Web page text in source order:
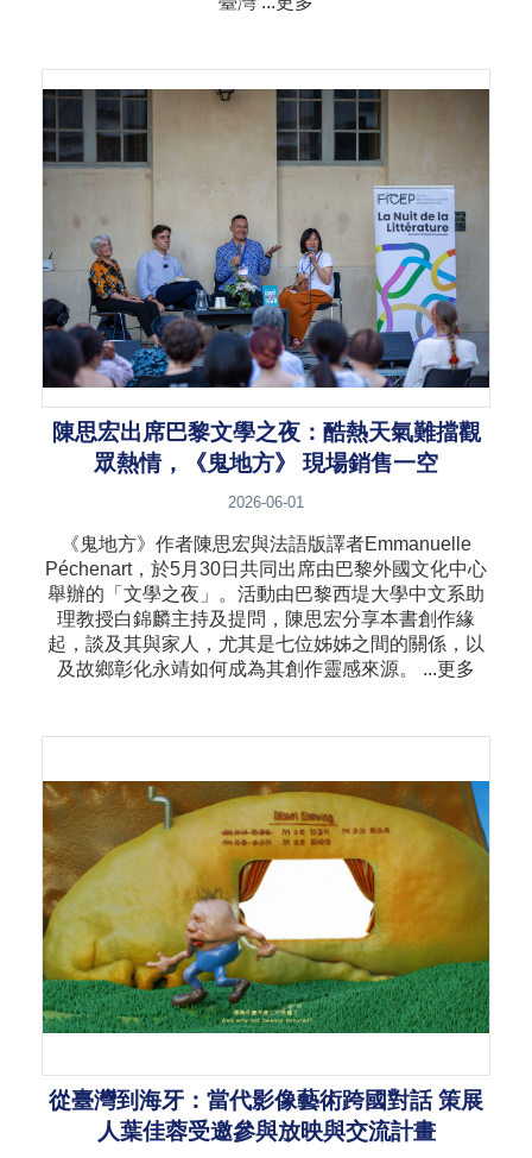
陳思宏出席巴黎文學之夜：酷熱天氣難擋觀
眾熱情，《鬼地方》 現場銷售一空
2026-06-01
《鬼地方》作者陳思宏與法語版譯者Emmanuelle
Péchenart，於5月30日共同出席由巴黎外國文化中心
舉辦的「文學之夜」。活動由巴黎西堤大學中文系助
理教授白錦麟主持及提問，陳思宏分享本書創作緣
起，談及其與家人，尤其是七位姊姊之間的關係，以
及故鄉彰化永靖如何成為其創作靈感來源。 ...更多
從臺灣到海牙：當代影像藝術跨國對話 策展
人葉佳蓉受邀參與放映與交流計畫